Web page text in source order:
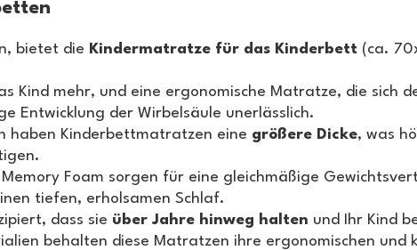
bietet die Kindermatratze für das Kinderbett (ca.
Kind mehr, und eine ergonomische Matratze, die sich
Entwicklung der Wirbelsäule unerlässlich.
haben Kinderbettmatratzen eine größere Dicke, was
Foam sorgen für eine gleichmäßige
tiefen, erholsamen Schlaf.
dass sie über Jahre hinweg halten und Ihr Kind
behalten diese Matratzen ihre ergonomischen und